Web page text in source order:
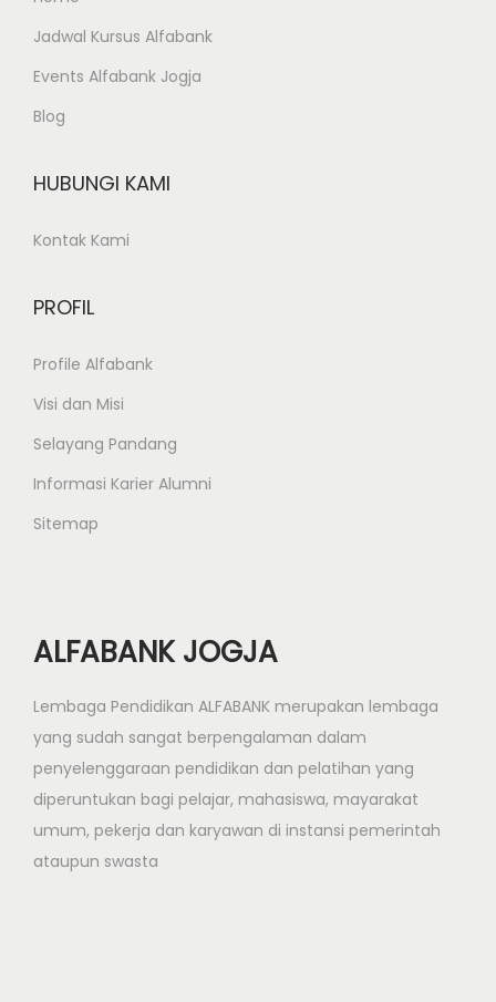
p
o
Jadwal Kursus Alfabank
Events Alfabank Jogja
Blog
HUBUNGI KAMI
Kontak Kami
PROFIL
Profile Alfabank
Visi dan Misi
Selayang Pandang
Informasi Karier Alumni
Sitemap
ALFABANK JOGJA
Lembaga Pendidikan ALFABANK merupakan lembaga
yang sudah sangat berpengalaman dalam
penyelenggaraan pendidikan dan pelatihan yang
diperuntukan bagi pelajar, mahasiswa, mayarakat
umum, pekerja dan karyawan di instansi pemerintah
ataupun swasta